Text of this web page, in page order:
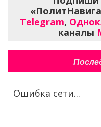
Telegram,
каналы
Ошибка сети...